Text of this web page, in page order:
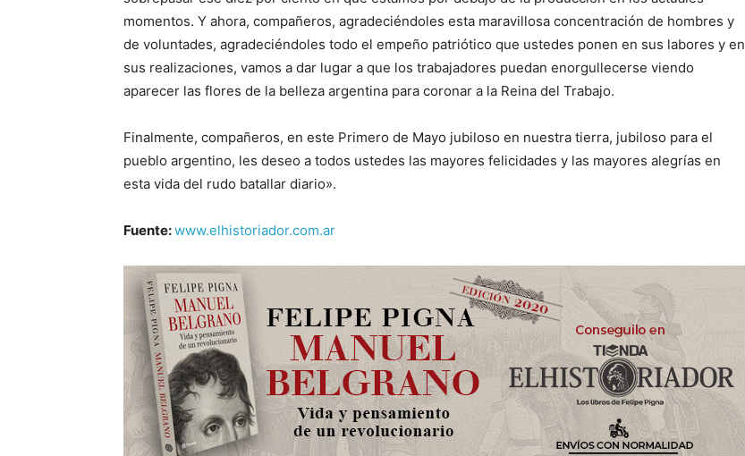
momentos. Y ahora, compañeros, agradeciéndoles esta maravillosa concentración de hombres y
de voluntades, agradeciéndoles todo el empeño patriótico que ustedes ponen en sus labores y en
sus realizaciones, vamos a dar lugar a que los trabajadores puedan enorgullecerse viendo
aparecer las flores de la belleza argentina para coronar a la Reina del Trabajo.
Finalmente, compañeros, en este Primero de Mayo jubiloso en nuestra tierra, jubiloso para el
pueblo argentino, les deseo a todos ustedes las mayores felicidades y las mayores alegrías en
esta vida del rudo batallar diario».
Fuente:www.elhistoriador.com.ar